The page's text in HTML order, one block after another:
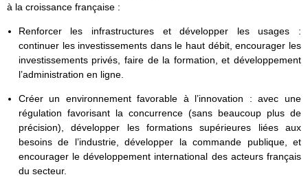
à la croissance française :
Renforcer les infrastructures et développer les usages :
continuer les investissements dans le haut débit, encourager les
investissements privés, faire de la formation, et développement
l’administration en ligne.
Créer un environnement favorable à l’innovation : avec une
régulation favorisant la concurrence (sans beaucoup plus de
précision), développer les formations supérieures liées aux
besoins de l’industrie, développer la commande publique, et
encourager le développement international des acteurs français
du secteur.